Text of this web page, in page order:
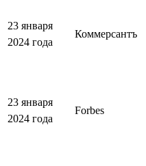
23 января
2024 года
Коммерсантъ
23 января
2024 года
Forbes